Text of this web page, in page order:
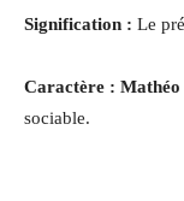
Signification : Le
Caractère : Mathéo
sociable.